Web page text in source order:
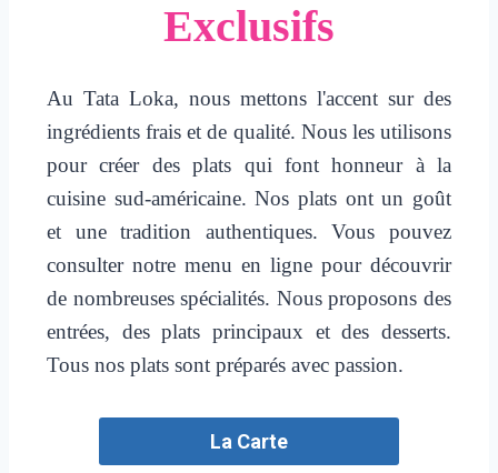
Exclusifs
Au Tata Loka, nous mettons l'accent sur des
ingrédients frais et de qualité. Nous les utilisons
pour créer des plats qui font honneur à la
cuisine sud-américaine. Nos plats ont un goût
et une tradition authentiques. Vous pouvez
consulter notre menu en ligne pour découvrir
de nombreuses spécialités. Nous proposons des
entrées, des plats principaux et des desserts.
Tous nos plats sont préparés avec passion.
La Carte